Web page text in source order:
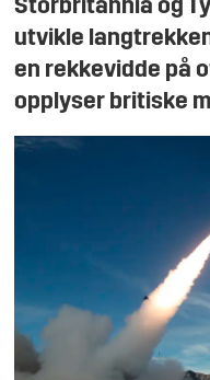
Storbritannia og
utvikle
en rekkevidde på
opplyser britiske